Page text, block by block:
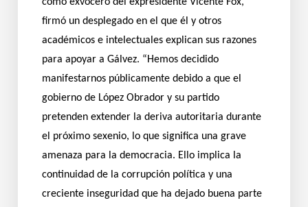
firmó un desplegado en el que él y otros
académicos e intelectuales explican sus razones
para apoyar a Gálvez. “Hemos decidido
manifestarnos públicamente debido a que el
gobierno de López Obrador y su partido
pretenden extender la deriva autoritaria durante
el próximo sexenio, lo que significa una grave
amenaza para la democracia. Ello implica la
continuidad de la corrupción política y una
creciente inseguridad que ha dejado buena parte